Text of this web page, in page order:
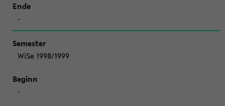
-
WiSe 1998/1999
-